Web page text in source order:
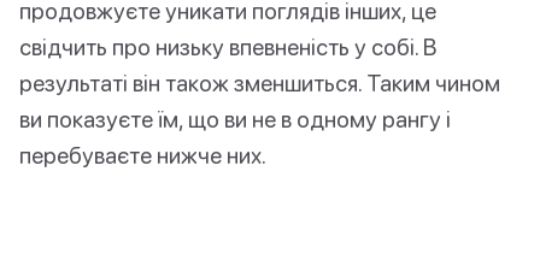
продовжуєте уникати поглядів інших, це
свідчить про низьку впевненість у собі. В
результаті він також зменшиться. Таким чином
ви показуєте їм, що ви не в одному рангу і
перебуваєте нижче них.